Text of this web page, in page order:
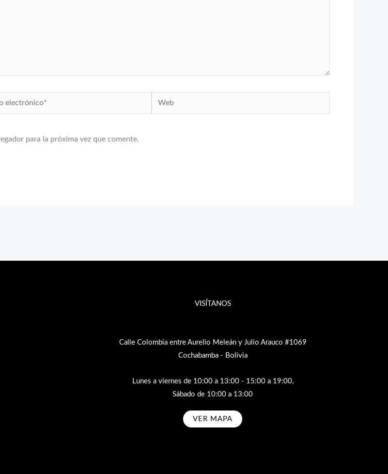
Web
para la próxima vez que comente.
VISÍTANOS
Calle Colombia entre Aurelio Meleán y Julio Arauco #1069
Cochabamba - Bolivia
Lunes a viernes de 10:00 a 13:00 - 15:00 a 19:00,
Sábado de 10:00 a 13:00
VER MAPA